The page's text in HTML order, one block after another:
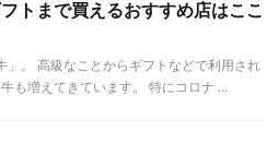
トまで買えるおすすめ店はここ
。 高級なことからギフトなどで利用され
も増えてきています。 特にコロナ ...